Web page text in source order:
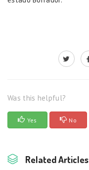
Was this helpful?
Yes No
Related Articles